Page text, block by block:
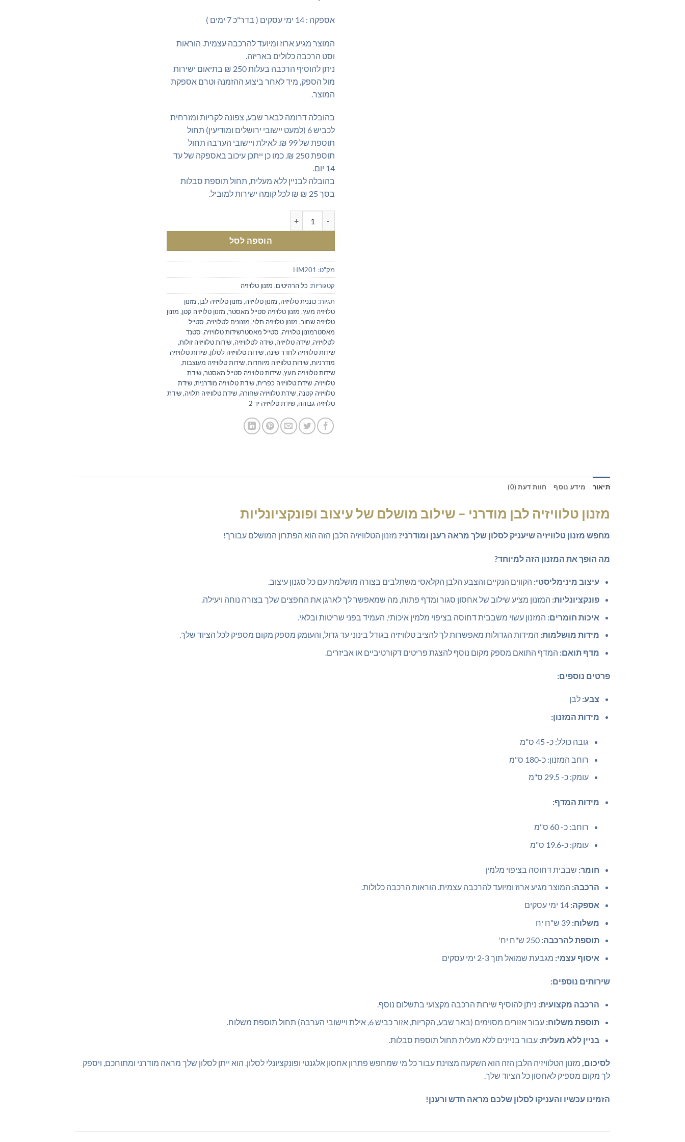
אספקה : 14 ימי עסקים ( בדר"כ 7 ימים )
המוצר מגיע ארוז ומיועד להרכבה עצמית. הוראות
וסט הרכבה כלולים באריזה.
ניתן להוסיף הרכבה בעלות 250 ₪ בתיאום ישירות
מול הספק, מיד לאחר ביצוע ההזמנה וטרם אספקת
המוצר.
בהובלה דרומה לבאר שבע, צפונה לקריות ומזרחית
לכביש 6 (למעט יישובי ירושלים ומודיעין) תחול
תוספת של 99 ₪. לאילת ויישובי הערבה תחול
תוספת 250 ₪. כמו כן ייתכן עיכוב באספקה של עד
14 יום.
בהובלה לבניין ללא מעלית, תחול תוספת סבלות
בסך 25 ₪ ₪ לכל קומה ישירות למוביל.
הוספה לסל
מק"ט: HM201
קטגוריות: כל הרהיטים, מזנון טלויזיה
תגיות: כוננית טלויזיה, מזנון טלויזיה, מזנון טלויזיה לבן, מזנון
טלויזיה מעץ, מזנון טלויזיה סטייל מאסטר, מזנון טלויזיה קטן, מזנון
טלויזיה שחור, מזנון טלויזיה תלוי, מזנונים לטלויזיה, סטייל
מאסטרמזנון טלויזיה, סטייל מאסטרשידות טלוויזיה, סטנד
לטלויזיה,שידה טלויזיה,שידה לטלוויזיה,שידות טלוויזיה זולות,
שידות טלוויזיה לחדר שינה,שידות טלוויזיה לסלון,שידות טלוויזיה
מודרניות,שידות טלוויזיה מיוחדות,שידות טלוויזיה מעוצבות,
שידות טלוויזיה מעץ,שידות טלוויזיה סטייל מאסטר,שידת
טלוויזיה,שידת טלוויזיה כפרית,שידת טלוויזיה מודרנית,שידת
טלוויזיה קטנה,שידת טלוויזיה שחורה,שידת טלוויזיה תלויה,שידת
טלויזיה גבוהה,שידת טלויזיה יד 2
תיאור מידע נוסף חוות דעת (0)
מזנון טלוויזיה לבן מודרני – שילוב מושלם של עיצוב ופונקציונליות
מחפש מזנון טלוויזיה שיעניק לסלון שלך מראה רענן ומודרני? מזנון הטלוויזיה הלבן הזה הוא הפתרון המושלם עבורך!
מה הופך את המזנון הזה למיוחד?
עיצוב מינימליסטי: הקווים הנקיים והצבע הלבן הקלאסי משתלבים בצורה מושלמת עם כל סגנון עיצוב.
פונקציונליות: המזנון מציע שילוב של אחסון סגור ומדף פתוח, מה שמאפשר לך לארגן את החפצים שלך בצורה נוחה ויעילה.
איכות חומרים: המזנון עשוי משבבית דחוסה בציפוי מלמין איכותי, העמיד בפני שריטות ובלאי.
מידות מושלמות: המידות הגדולות מאפשרות לך להציב טלוויזיה בגודל בינוני עד גדול, והעומק מספק מקום מספיק לכל הציוד שלך.
מדף תואם: המדף התואם מספק מקום נוסף להצגת פריטים דקורטיביים או אביזרים.
פרטים נוספים:
צבע: לבן
מידות המזנון:
גובה כולל: כ- 45 ס"מ
רוחב המזנון: כ-180 ס"מ
עומק: כ- 29.5 ס"מ
מידות המדף:
רוחב: כ- 60 ס"מ
עומק: כ-19.6 ס"מ
חומר: שבבית דחוסה בציפוי מלמין
הרכבה: המוצר מגיע ארוז ומיועד להרכבה עצמית. הוראות הרכבה כלולות.
אספקה:
משלוח:
תוספת להרכבה:
איסוף עצמי: מגבעת שמואל תוך 2-3 ימי עסקים
שירותים נוספים:
הרכבה מקצועית: ניתן להוסיף שירות הרכבה מקצועי בתשלום נוסף.
תוספת משלוח: עבור אזורים מסוימים (באר שבע, הקריות, אזור כביש 6, אילת ויישובי הערבה) תחול תוספת משלוח.
בניין ללא מעלית: עבור בניינים ללא מעלית תחול תוספת סבלות.
לסיכום, מזנון הטלוויזיה הלבן הזה הוא השקעה מצוינת עבור כל מי שמחפש פתרון אחסון אלגנטי ופונקציונלי לסלון. הוא ייתן לסלון שלך מראה מודרני ומתוחכם, ויספק
לך מקום מספיק לאחסון כל הציוד שלך.
הזמינו עכשיו והעניקו לסלון שלכם מראה חדש ורענן!